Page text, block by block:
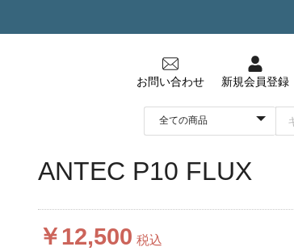
お問い合わせ 新規会員登録
ANTEC P10 FLUX
￥12,500 税込